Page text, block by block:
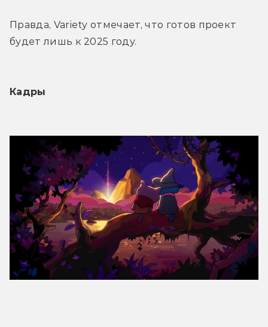
Правда, Variety отмечает, что готов проект
будет лишь к 2025 году.
Кадры